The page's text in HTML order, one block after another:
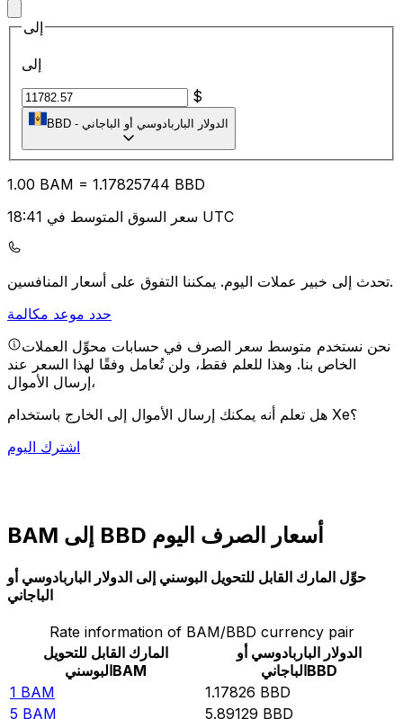
إلى
إلى
$
BBD - الدولار الباربادوسي أو الباجاني
1.00 BAM = 1.17825744 BBD
سعر السوق المتوسط في 18:41 UTC
تحدث إلى خبير عملات اليوم.يمكننا التفوق على أسعار المنافسين.
حدد موعد مكالمة
نحن نستخدم متوسط سعر الصرف في حسابات محوِّل العملات
الخاص بنا. وهذا للعلم فقط، ولن تُعامل وفقًا لهذا السعر عند
إرسال الأموال،
هل تعلم أنه يمكنك إرسال الأموال إلى الخارج باستخدام Xe؟
اشترك اليوم
BAM إلى BBD أسعار الصرف اليوم
حوِّل المارك القابل للتحويل البوسني إلى الدولار الباربادوسي أو
الباجاني
Rate information of BAM/BBD currency pair
المارك القابل للتحويل
البوسنيBAM
الدولار الباربادوسي أو
الباجانيBBD
1 BAM 1.17826 BBD
5 BAM 5.89129 BBD